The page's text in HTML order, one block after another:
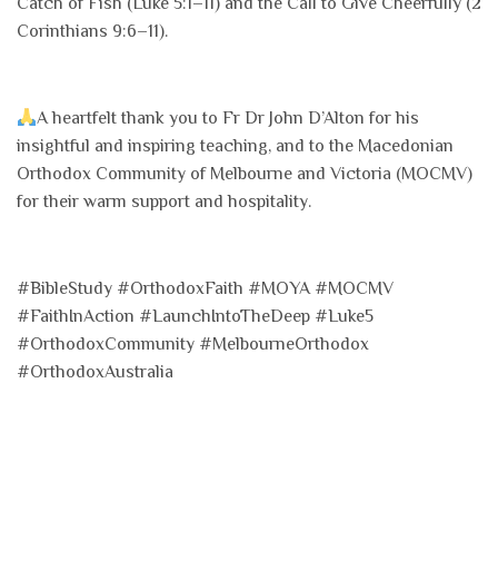
Corinthians 9:6–11).
A heartfelt thank you to Fr Dr John D’Alton for his
insightful and inspiring teaching, and to the Macedonian
Orthodox Community of Melbourne and Victoria (MOCMV)
for their warm support and hospitality.
#BibleStudy #OrthodoxFaith #MOYA #MOCMV
#FaithInAction #LaunchIntoTheDeep #Luke5
#OrthodoxCommunity #MelbourneOrthodox
#OrthodoxAustralia